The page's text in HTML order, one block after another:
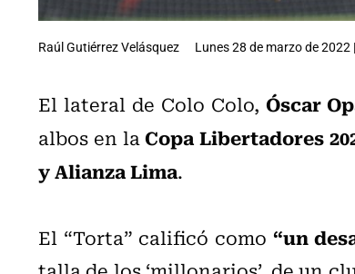
Raúl Gutiérrez Velásquez Lunes 28 de marzo de 2022
El lateral de Colo Colo, Óscar
albos en laCopa Libertadores
y Alianza Lima.
El “Torta” calificó como “un